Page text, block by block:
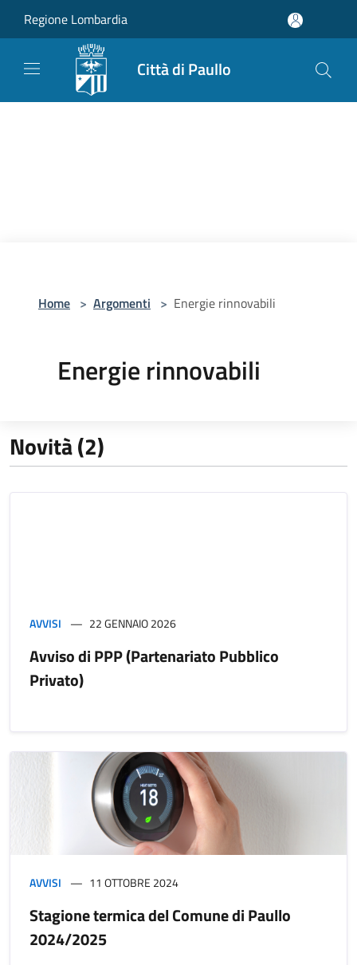
Regione Lombardia
Città di Paullo
Home > Argomenti > Energie rinnovabili
Energie rinnovabili
Novità (2)
AVVISI 22 GENNAIO 2026
Avviso di PPP (Partenariato Pubblico
Privato)
AVVISI 11 OTTOBRE 2024
Stagione termica del Comune di Paullo
2024/2025